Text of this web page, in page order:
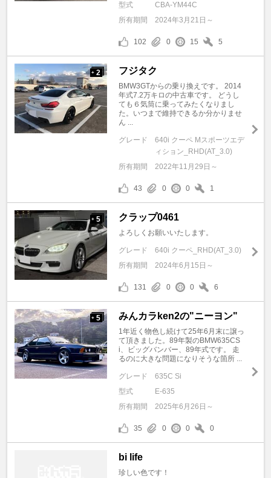
型式
CBA-YM44C
所有期間
2024年3月21日～
102 0 15 5
+ 2 フジタク
BMW3GTからの乗り換えです。 2014
年式7.2万キロの中古車です。 どうし
ても６気筒に乗ってみたくなりまし
た。いつまで維持できるか分かりませ
ん ...
グレード
640i クーペ Mスポーツエデ
ィション_RHD(AT_3.0)
所有期間
2022年11月29日～
43 0 0 1
+ 5 クラップ0461
よろしくお願いいたします。
グレード
640i クーペ_RHD(AT_3.0)
所有期間
2024年6月15日～
131 0 0 6
+ 5 みんカラken2の"ニーヨン"
1年近く物色し続けて25年6月末に譲っ
て頂きました。89年製のBMW635CS
i、ビッグバンバー、89年式です。 走
るのに大きな問題になりそうな箇所 ...
グレード
635C Si
型式
E-635
所有期間
2025年6月26日～
35 0 0 0
bi life
珍しい色です！